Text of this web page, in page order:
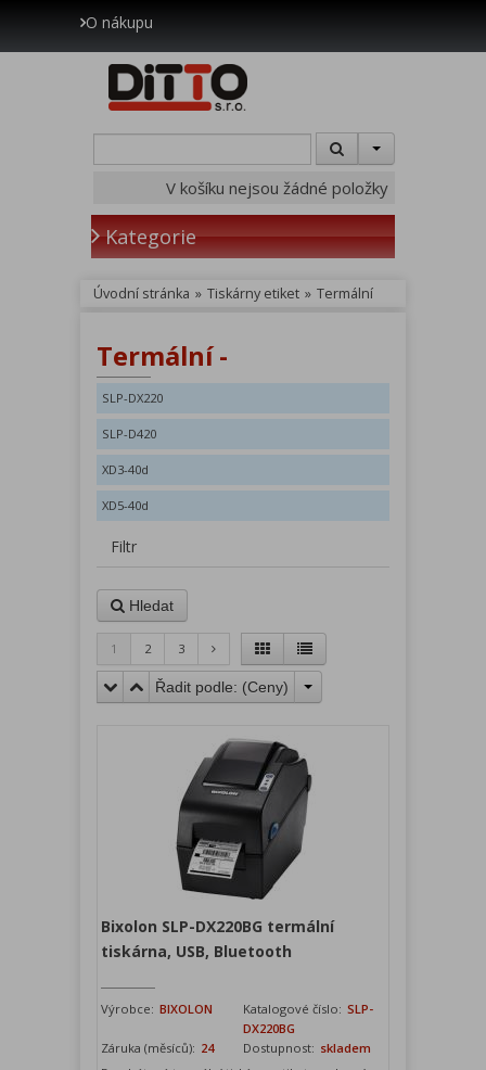
O nákupu
V košíku nejsou žádné položky
Kategorie
Úvodní stránka » Tiskárny etiket » Termální
Termální -
SLP-DX220
SLP-D420
XD3-40d
XD5-40d
Filtr
Hledat
1 2 3
Řadit podle: (Ceny)
Bixolon SLP-DX220BG termální
tiskárna, USB, Bluetooth
Výrobce: BIXOLON Katalogové číslo: SLP-
DX220BG
Záruka (měsíců): 24 Dostupnost: skladem